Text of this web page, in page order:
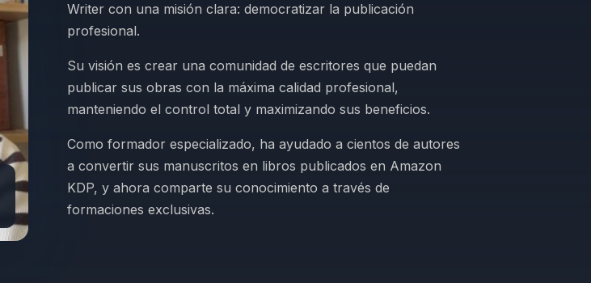
Writer con una misión clara: democratizar la publicación
profesional.
Su visión es crear una comunidad de escritores que puedan
publicar sus obras con la máxima calidad profesional,
manteniendo el control total y maximizando sus beneficios.
Como formador especializado, ha ayudado a cientos de autores
a convertir sus manuscritos en libros publicados en Amazon
KDP, y ahora comparte su conocimiento a través de
formaciones exclusivas.